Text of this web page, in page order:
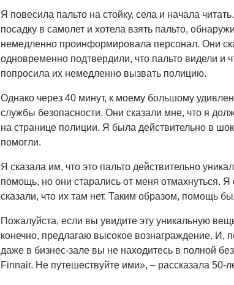
Я повесила пальто на стойку, села и начала
посадку в самолет и хотела взять пальто,
немедленно проинформировала персонал. Они
одновременно подтвердили, что пальто видели и
попросила их немедленно вызвать полицию.
Однако через 40 минут, к моему большому
службы безопасности. Они сказали мне, что я
на странице полиции. Я была действительно в
помогли.
Я сказала им, что это пальто действительно
помощь, но они старались от меня отмахнуться.
сказали, что их там нет. Таким образом, помощь
Пожалуйста, если вы увидите эту уникальную
конечно, предлагаю высокое вознаграждение. И,
даже в бизнес-зале вы не находитесь в полной
Finnair. Не путешествуйте ими», – рассказала 50-